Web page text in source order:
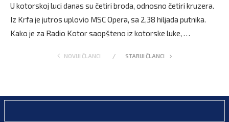
U kotorskoj luci danas su četiri broda, odnosno četiri kruzera.
Iz Krfa je jutros uplovio MSC Opera, sa 2,38 hiljada putnika.
Kako je za Radio Kotor saopšteno iz kotorske luke, …
NOVIJI ČLANCI STARIJI ČLANCI